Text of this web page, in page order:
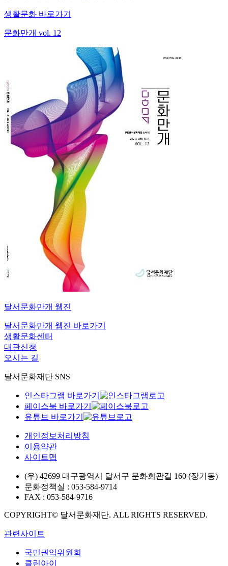
생활문화 바로가기
문화만개 vol. 12
달서문화만개 웹진
달서문화만개 웹진 바로가기
생활문화센터
대관신청
오시는 길
달서문화재단 SNS
인스타그램 바로가기
페이스북 바로가기
유튜브 바로가기
개인정보처리방침
이용약관
사이트맵
(우) 42699 대구광역시 달서구 문화회관길 160 (장기동)
문화정책실 : 053-584-9714
FAX : 053-584-9716
COPYRIGHT© 달서문화재단. ALL RIGHTS RESERVED.
관련사이트
국민권익위원회
클린아이